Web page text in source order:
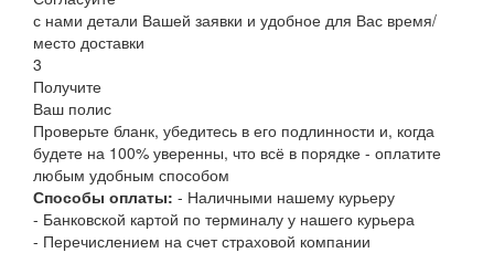
с нами детали Вашей заявки и удобное для Вас время/
место доставки
3
Получите
Ваш полис
Проверьте бланк, убедитесь в его подлинности и, когда
будете на 100% уверенны, что всё в порядке - оплатите
любым удобным способом
Способы оплаты: - Наличными нашему курьеру
- Банковской картой по терминалу у нашего курьера
- Перечислением на счет страховой компании